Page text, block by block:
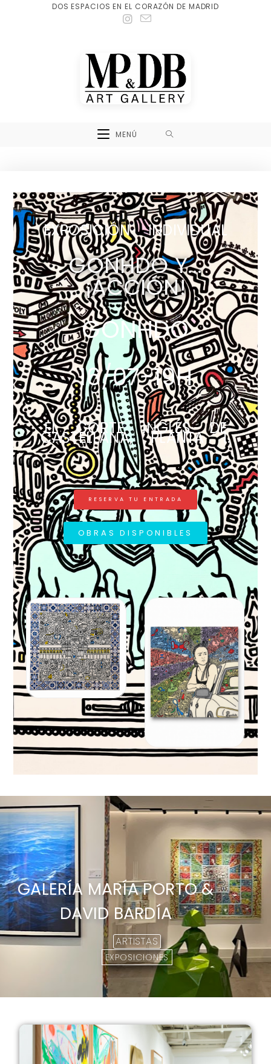
DOS ESPACIOS EN EL CORAZÓN DE MADRID
MENÚ
EXPOSICIÓN INDIVIDUAL
GONHDO Y...
¡ACCIÓN!
GONHDO
16/07-19H
EL CORTE INGLÉS DE
CASTELLANA, PLANTA 1.
RESERVA TU ENTRADA
OBRAS DISPONIBLES
GALERÍA MARÍA PORTO &
DAVID BARDÍA
ARTISTAS
EXPOSICIONES